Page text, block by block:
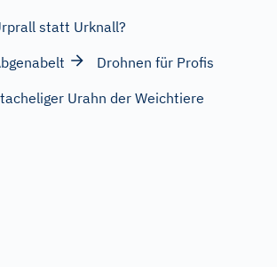
statt Urknall?
Drohnen für Profis
Urahn der Weichtiere